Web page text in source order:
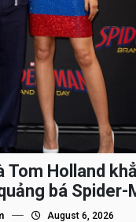
Tom Holland
bá Spider-
August 6, 2026